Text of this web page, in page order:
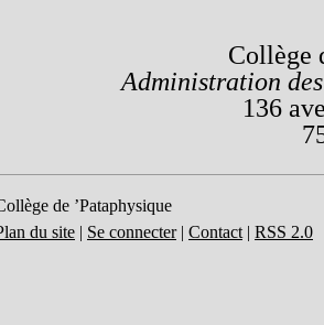
Collège
Administration
136
de ’Pataphysique
du site | Se connecter| Contact | RSS 2.0